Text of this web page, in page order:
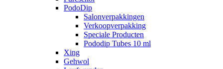
PodoDip
Salonverpakkingen
Verkoopverpakking
Speciale Producten
Pododip Tubes 10 ml
Xing
Gehwol